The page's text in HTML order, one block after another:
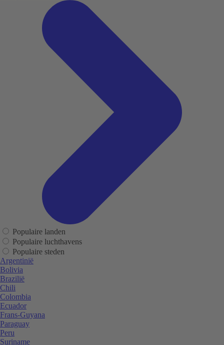
Populaire landen
Populaire luchthavens
Populaire steden
Argentinië
Bolivia
Brazilië
Chili
Colombia
Ecuador
Frans-Guyana
Paraguay
Peru
Suriname